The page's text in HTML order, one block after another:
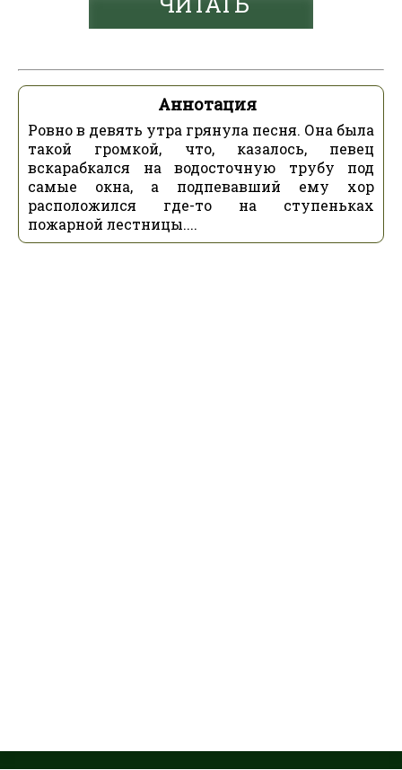
Аннотация
Ровно в девять утра грянула песня. Она была
такой громкой, что, казалось, певец
вскарабкался на водосточную трубу под
самые окна, а подпевавший ему хор
расположился где-то на ступеньках
пожарной лестницы....